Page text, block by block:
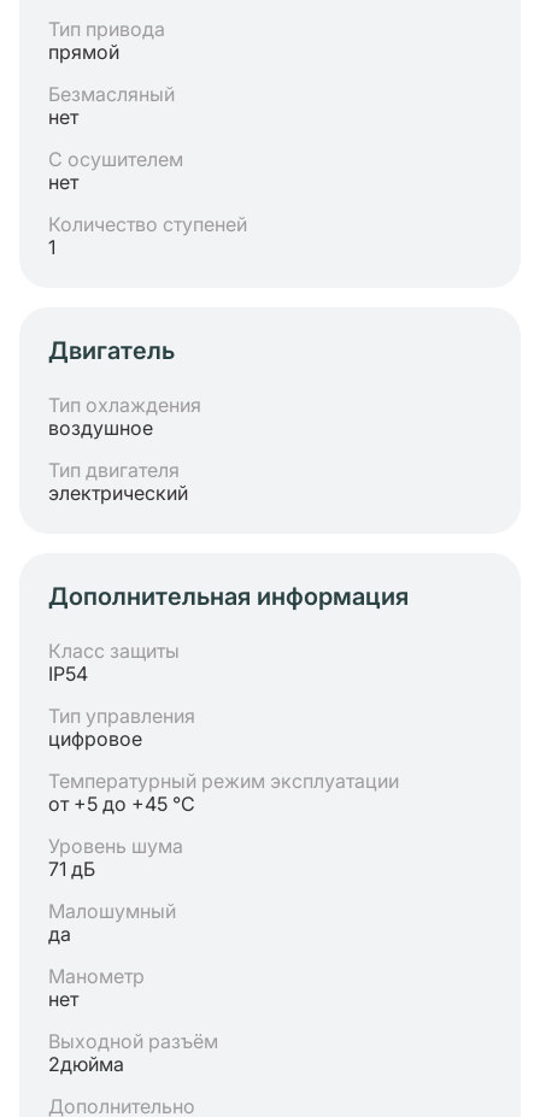
Тип привода
прямой
Безмасляный
нет
С осушителем
нет
Количество ступеней
1
Двигатель
Тип охлаждения
воздушное
Тип двигателя
электрический
Дополнительная информация
Класс защиты
IP54
Тип управления
цифровое
Температурный режим эксплуатации
от +5 до +45 °C
Уровень шума
71 дБ
Малошумный
да
Манометр
нет
Выходной разъём
2дюйма
Дополнительно